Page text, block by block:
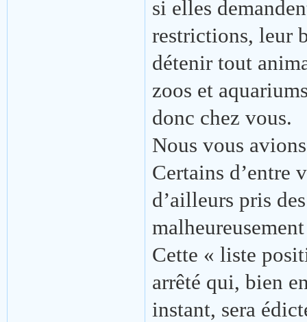
si elles
restrictions, leur
détenir tout
zoos et
donc chez vous.
Nous vous
Certains d’entre
d’ailleurs pris
Cette « liste
arrêté qui, bien
instant, sera